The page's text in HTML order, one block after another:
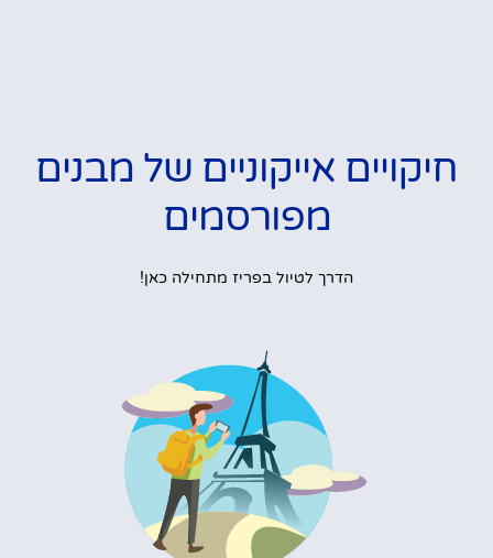
חיקויים אייקוניים של מבנים
מפורסמים
הדרך לטיול בפריז מתחילה כאן!